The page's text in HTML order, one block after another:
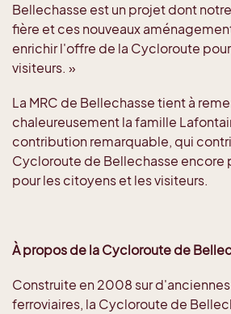
Bellechasse est un projet dont
fière et ces nouveaux
enrichir l'offre de la Cycloroute
visiteurs. »
La MRC de Bellechasse tient à
chaleureusement la famille
contribution remarquable, qui
Cycloroute de Bellechasse encore
pour les citoyens et les visiteurs.
À propos de la Cycloroute de
Construite en 2008 sur
ferroviaires, la Cycloroute de